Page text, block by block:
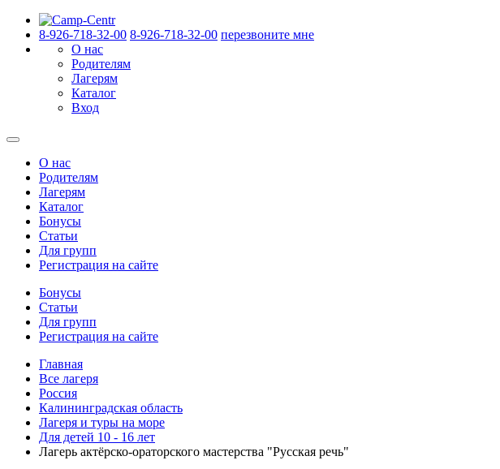
8-926-718-32-00 8-926-718-32-00 перезвоните мне
О нас
Родителям
Лагерям
Каталог
Вход
О нас
Родителям
Лагерям
Каталог
Бонусы
Статьи
Для групп
Регистрация на сайте
Бонусы
Статьи
Для групп
Регистрация на сайте
Главная
Все лагеря
Россия
Калининградская область
Лагеря и туры на море
Для детей 10 - 16 лет
Лагерь актёрско-ораторского мастерства "Русская речь"